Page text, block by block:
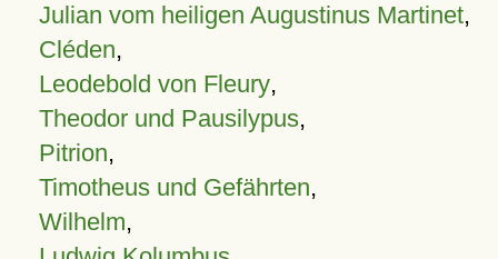
Julian vom heiligen Augustinus Martinet,
Cléden,
Leodebold von Fleury,
Theodor und Pausilypus,
Pitrion,
Timotheus und Gefährten,
Wilhelm,